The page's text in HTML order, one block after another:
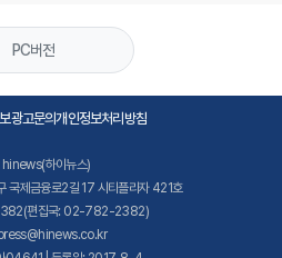
PC버전
광고문의개인정보처리방침
hinews(하이뉴스)
국제금융로2길 17 시티플라자 421호
편집국: 02-782-2382)